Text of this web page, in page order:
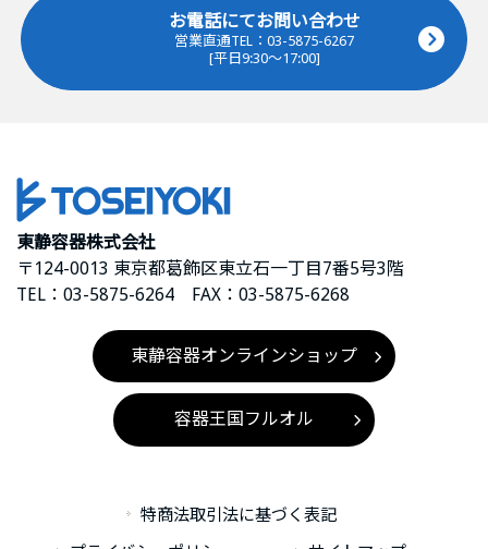
お電話にてお問い合わせ
営業直通TEL：03-5875-6267
[平日9:30～17:00]
東静容器株式会社
〒124-0013 東京都葛飾区東立石一丁目7番5号3階
TEL：03-5875-6264 FAX：03-5875-6268
東静容器オンラインショップ
容器王国フルオル
特商法取引法に基づく表記